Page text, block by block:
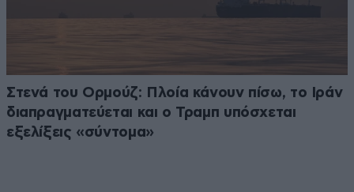
Στενά του Ορμούζ: Πλοία κάνουν πίσω, το Ιράν
διαπραγματεύεται και ο Τραμπ υπόσχεται
εξελίξεις «σύντομα»